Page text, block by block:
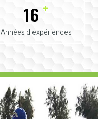
16 +
Années d'expériences